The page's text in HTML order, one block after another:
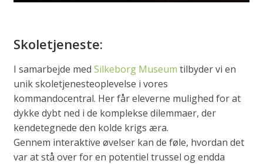
Skoletjeneste:
I samarbejde medSilkeborg Museum tilbyder vi en
unik skoletjenesteoplevelse i vores
kommandocentral. Her får eleverne mulighed for at
dykke dybt ned i de komplekse dilemmaer, der
kendetegnede den kolde krigs æra.
Gennem interaktive øvelser kan de føle, hvordan det
var at stå over for en potentiel trussel og endda